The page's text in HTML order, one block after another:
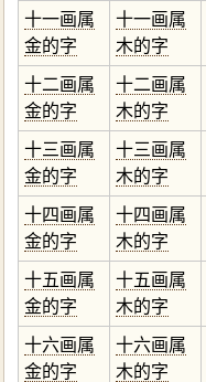
十一画属
金的字
十一画属
木的字
十二画属
金的字
十二画属
木的字
十三画属
金的字
十三画属
木的字
十四画属
金的字
十四画属
木的字
十五画属
金的字
十五画属
木的字
十六画属
金的字
十六画属
木的字